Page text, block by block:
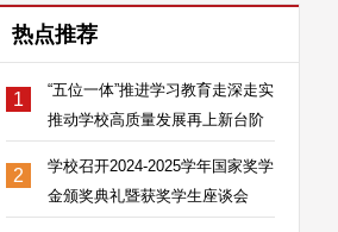
热点推荐
1
“五位一体”推进学习教育走深走实
推动学校高质量发展再上新台阶
2
学校召开2024-2025学年国家奖学
金颁奖典礼暨获奖学生座谈会